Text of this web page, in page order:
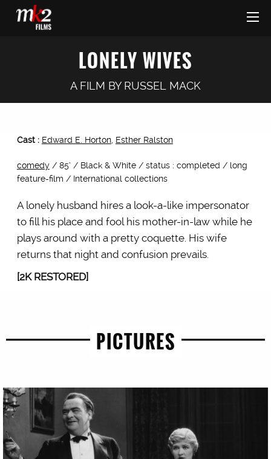
LONELY WIVES
A FILM BY RUSSEL MACK
Cast : Edward E. Horton, Esther Ralston
comedy/ 85’ / Black & White / status : completed / long
feature-film / International collections
A lonely husband hires a look-a-like impersonator
to fill his place and fool his mother-in-law while he
plays around with a pretty coquette. His wife
returns that night and confusion prevails.
[2K RESTORED]
PICTURES